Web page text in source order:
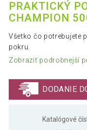
PRAKTICKÝ
CHAMPION
Všetko čo potrebujete
pokru.
Zobraziť podrobnejší
DODANIE
Katalógové